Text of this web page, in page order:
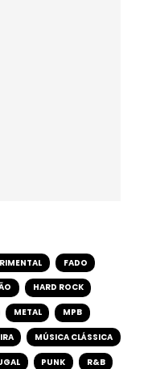
FADO
HARD ROCK
METAL MPB
MÚSICA CLÁSSICA
PUNK R&B